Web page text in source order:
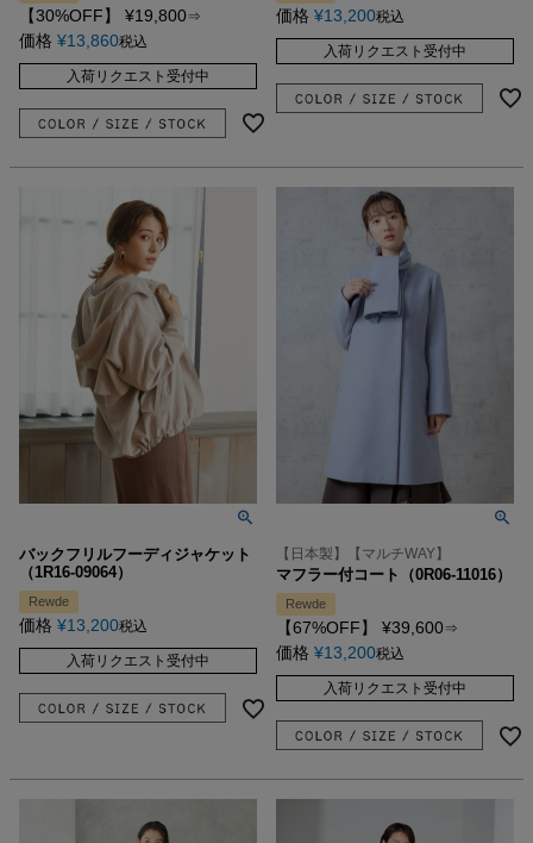
【30%OFF】 ¥19,800⇒
価格 ¥13,860税込
入荷リクエスト受付中
価格 ¥13,200税込
入荷リクエスト受付中
バックフリルフーディジャケット
（1R16-09064）
Rewde
価格 ¥13,200税込
入荷リクエスト受付中
【日本製】【マルチWAY】
マフラー付コート（0R06-11016）
Rewde
【67%OFF】 ¥39,600⇒
価格 ¥13,200税込
入荷リクエスト受付中